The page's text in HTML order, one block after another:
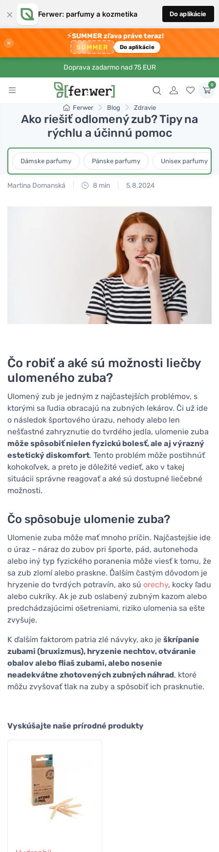
× Ferwer: parfumy a kozmetika Do aplikácie
×
⚡SUMMER zľava práve teraz!
SUMMER Do aplikácie
Doprava zadarmo nad 75 EUR
0
Ferwer Blog Zdravie
Ako riešiť odlomený zub? Tipy na
rýchlu a účinnú pomoc
Dámske parfumy Pánske parfumy Unisex parfumy
Martina Domanská 8 min 5.8.2024
Čo robiť a aké sú možnosti liečby
ulomeného zuba?
Ulomený zub je jedným z najčastejších problémov, s
ktorými sa ľudia obracajú na zubných lekárov. Či už ide
o následok športového úrazu, nehody alebo len
nešťastné zahryznutie do tvrdého jedla, ulomenie zuba
môže spôsobiť nielen fyzickú bolesť, ale aj výrazný
estetický diskomfort. Tento problém môže postihnúť
kohokoľvek, a preto je dôležité vedieť, ako v takej
situácii správne reagovať a aké sú dostupné liečebné
možnosti.
Čo spôsobuje ulomenie zuba?
Ulomenie zuba môže mať mnoho príčin. Najčastejšie ide
o úraz – náraz do zubov pri športe, pád, autonehoda
alebo iný typ fyzického poranenia môže viesť k tomu, že
sa zub zlomí alebo praskne. Ďalším častým dôvodom je
hryzenie do tvrdých potravín, ako sú orechy, kocky ľadu
alebo cukríky. Ak je zub oslabený zubným kazom alebo
predchádzajúcimi ošetreniami, riziko ulomenia sa ešte
zvyšuje.
K ďalším faktorom patria zlé návyky, ako je škrípanie
zubami (bruxizmus), hryzenie nechtov, otváranie
obalov alebo fliaš zubami, alebo nosenie
neadekvátne zhotovených zubných náhrad, ktoré
môžu zvyšovať tlak na zuby a spôsobiť ich prasknutie.
Vyskúšajte naše prírodné produkty